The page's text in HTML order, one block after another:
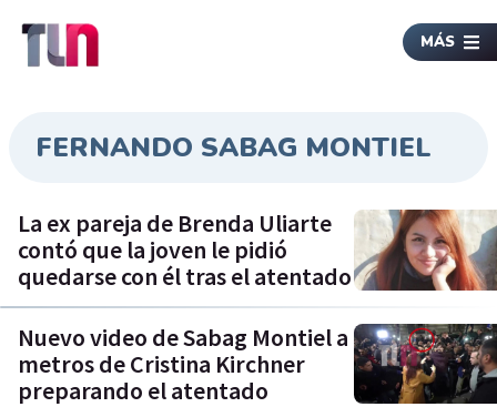
MÁS
FERNANDO SABAG MONTIEL
La ex pareja de Brenda Uliarte
contó que la joven le pidió
quedarse con él tras el atentado
Nuevo video de Sabag Montiel a
metros de Cristina Kirchner
preparando el atentado